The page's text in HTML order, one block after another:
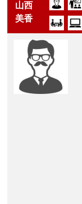
山西
美香